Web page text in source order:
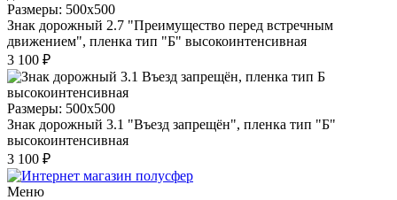
Размеры: 500х500
Знак дорожный 2.7 "Преимущество перед встречным
движением", пленка тип "Б" высокоинтенсивная
3 100 ₽
Размеры: 500х500
Знак дорожный 3.1 "Въезд запрещён", пленка тип "Б"
высокоинтенсивная
3 100 ₽
Меню